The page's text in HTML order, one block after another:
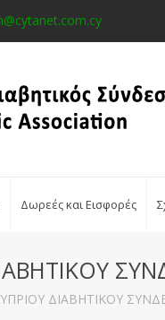
Δωρεές και Εισφορές
ΔΙΑΒΗΤΙΚΟΥ